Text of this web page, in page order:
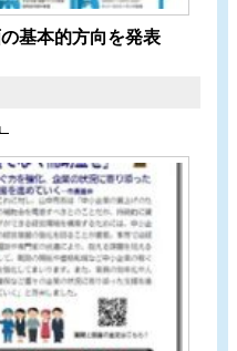
基本的方向を発表